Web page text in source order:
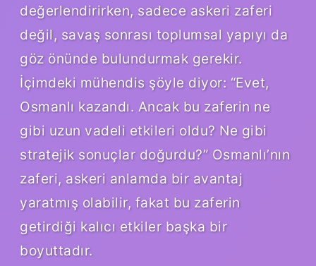
değerlendirirken, sadece askeri zaferi
değil, savaş sonrası toplumsal yapıyı da
göz önünde bulundurmak gerekir.
İçimdeki mühendis şöyle diyor: “Evet,
Osmanlı kazandı. Ancak bu zaferin ne
gibi uzun vadeli etkileri oldu? Ne gibi
stratejik sonuçlar doğurdu?” Osmanlı’nın
zaferi, askeri anlamda bir avantaj
yaratmış olabilir, fakat bu zaferin
getirdiği kalıcı etkiler başka bir
boyuttadır.